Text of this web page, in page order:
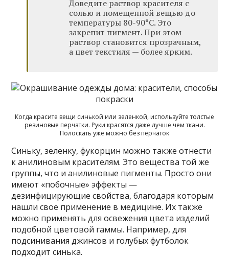
Доведите раствор красителя с
солью и помещенной вещью до
температуры 80-90°C. Это
закрепит пигмент. При этом
раствор становится прозрачным,
а цвет текстиля — более ярким.
Когда красите вещи синькой или зеленкой, используйте толстые
резиновые перчатки. Руки красятся даже лучше чем ткани.
Полоскать уже можно без перчаток
Синьку, зеленку, фукорцин можно также отнести
к анилиновым красителям. Это вещества той же
группы, что и анилиновые пигменты. Просто они
имеют «побочные» эффекты —
дезинфицирующие свойства, благодаря которым
нашли свое применение в медицине. Их также
можно применять для освежения цвета изделий
подобной цветовой гаммы. Например, для
подсинивания джинсов и голубых футболок
подходит синька.